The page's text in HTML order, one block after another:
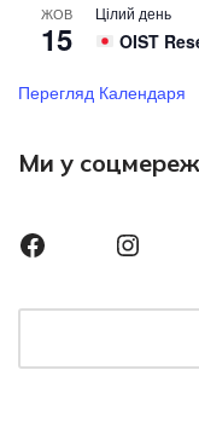
ЖОВ
15
Цілий день
OIST
Перегляд Календаря
Ми у